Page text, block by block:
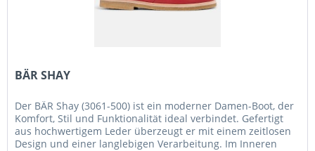
BÄR SHAY
Der BÄR Shay (3061-500) ist ein moderner Damen-Boot, der
Komfort, Stil und Funktionalität ideal verbindet. Gefertigt
aus hochwertigem Leder überzeugt er mit einem zeitlosen
Design und einer langlebigen Verarbeitung. Im Inneren